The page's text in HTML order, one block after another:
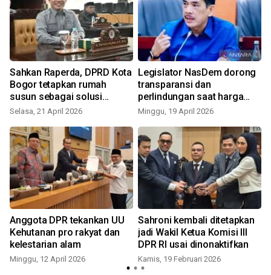
Sahkan Raperda, DPRD Kota
Bogor tetapkan rumah
susun sebagai solusi
hunian warga
Selasa, 21 April 2026
Legislator NasDem dorong
transparansi dan
perlindungan saat harga
BBM naik
Minggu, 19 April 2026
Anggota DPR tekankan UU
Kehutanan pro rakyat dan
kelestarian alam
Minggu, 12 April 2026
Sahroni kembali ditetapkan
jadi Wakil Ketua Komisi III
DPR RI usai dinonaktifkan
Kamis, 19 Februari 2026